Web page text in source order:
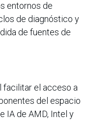
entornos de
de diagnóstico y
de fuentes de
facilitar el acceso a
del espacio
IA de AMD, Intel y